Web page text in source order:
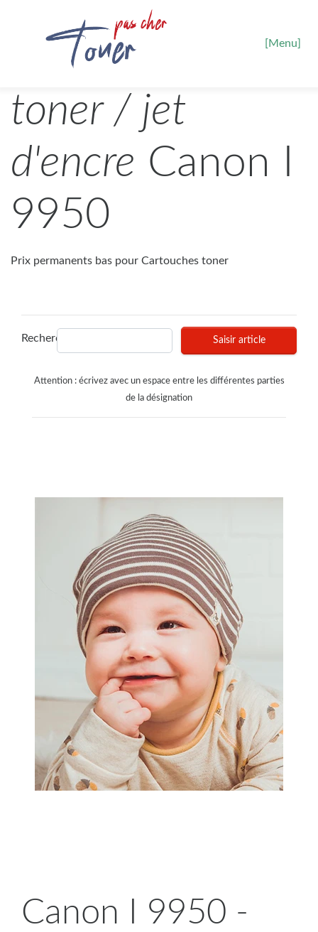
[Menu]
toner / jet
d'encre Canon I
9950
Prix permanents bas pour Cartouches toner
Recherches Saisir article
Attention : écrivez avec un espace entre les différentes parties
de la désignation
Canon I 9950 -